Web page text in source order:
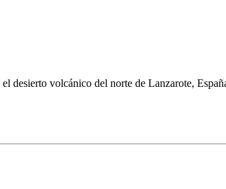
desierto volcánico del norte de Lanzarote,